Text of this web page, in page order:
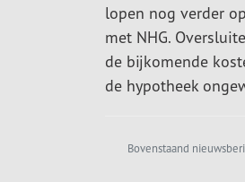
lopen nog verder
met NHG.
de bijkomende
de hypotheek
Bovenstaand